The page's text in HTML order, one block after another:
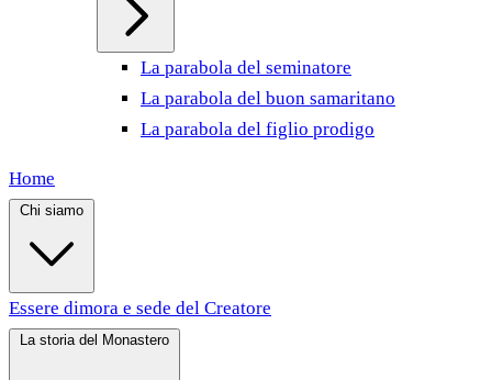
La parabola del seminatore
La parabola del buon samaritano
La parabola del figlio prodigo
Home
Essere dimora e sede del Creatore